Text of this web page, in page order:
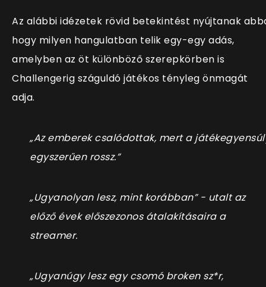
Az alábbi idézetek rövid betekintést nyújtanak
hogy milyen hangulatban telik egy-egy adás,
amelyben az öt különböző szerepkörben is
Challengerig száguldó játékos tényleg önmagát
adja.
„Az emberek csalódottak, mert a
egyszerűen rossz.”
„Ugyanolyan lesz, mint korábban” - utalt az
előző évek előszezonos átalakításaira a
streamer.
„Ugyanúgy lesz egy csomó broken sz*r,